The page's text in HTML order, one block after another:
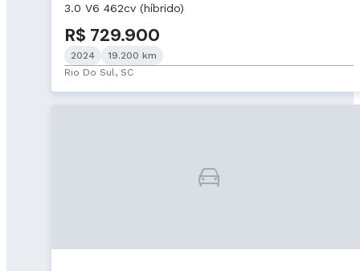
3.0 V6 462cv (híbrido)
R$ 729.900
2024
19.200 km
Rio Do Sul, SC